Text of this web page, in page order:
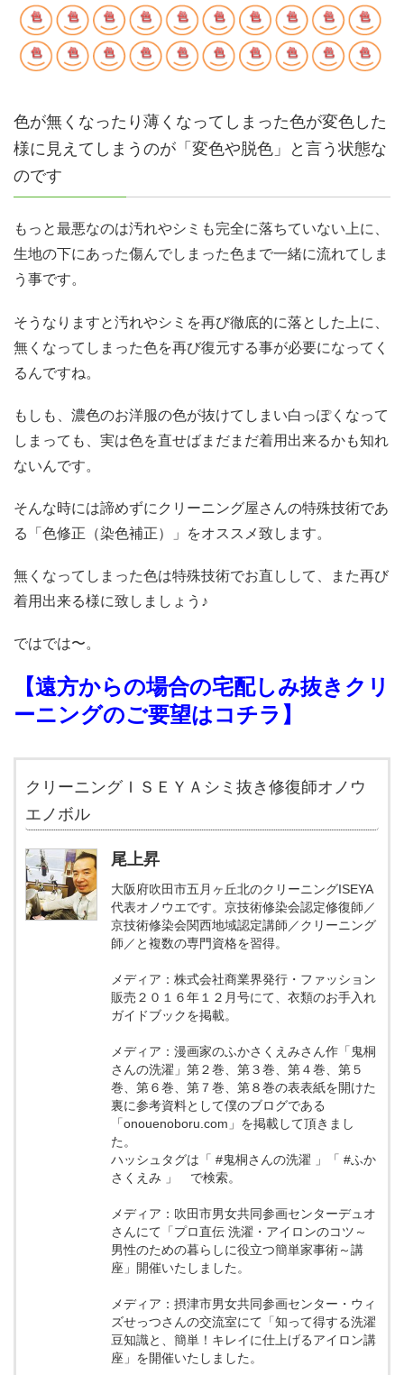
色が無くなったり薄くなってしまった色が変色した
様に見えてしまうのが「変色や脱色」と言う状態な
のです
もっと最悪なのは汚れやシミも完全に落ちていない上に、
生地の下にあった傷んでしまった色まで一緒に流れてしま
う事です。
そうなりますと汚れやシミを再び徹底的に落とした上に、
無くなってしまった色を再び復元する事が必要になってく
るんですね。
もしも、濃色のお洋服の色が抜けてしまい白っぽくなって
しまっても、実は色を直せばまだまだ着用出来るかも知れ
ないんです。
そんな時には諦めずにクリーニング屋さんの特殊技術であ
る「色修正（染色補正）」をオススメ致します。
無くなってしまった色は特殊技術でお直しして、また再び
着用出来る様に致しましょう♪
ではでは〜。
【遠方からの場合の宅配しみ抜きクリ
ーニングのご要望はコチラ】
クリーニングＩＳＥＹＡシミ抜き修復師オノウ
エノボル
尾上昇
大阪府吹田市五月ヶ丘北のクリーニングISEYA
代表オノウエです。京技術修染会認定修復師／
京技術修染会関西地域認定講師／クリーニング
師／と複数の専門資格を習得。
メディア：株式会社商業界発行・ファッション
販売２０１６年１２月号にて、衣類のお手入れ
ガイドブックを掲載。
メディア：漫画家のふかさくえみさん作「鬼桐
さんの洗濯」第２巻、第３巻、第４巻、第５
巻、第６巻、第７巻、第８巻の表表紙を開けた
裏に参考資料として僕のブログである
「onouenoboru.com」を掲載して頂きまし
た。
ハッシュタグは「 #鬼桐さんの洗濯 」「 #ふか
さくえみ 」 で検索。
メディア：吹田市男女共同参画センターデュオ
さんにて「プロ直伝 洗濯・アイロンのコツ～
男性のための暮らしに役立つ簡単家事術～講
座」開催いたしました。
メディア：摂津市男女共同参画センター・ウィ
ズせっつさんの交流室にて「知って得する洗濯
豆知識と、簡単！キレイに仕上げるアイロン講
座」を開催いたしました。